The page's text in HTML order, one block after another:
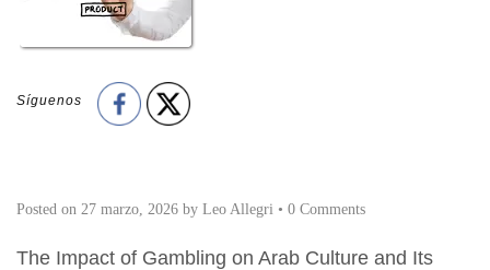
Síguenos
Posted on 27 marzo, 2026 by Leo Allegri • 0 Comments
The Impact of Gambling on Arab Culture and Its